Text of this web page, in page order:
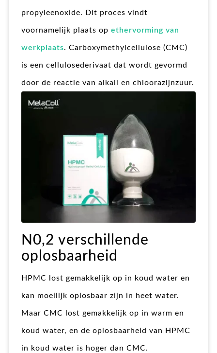
propyleenoxide. Dit proces vindt
voornamelijk plaats op ethervorming van
werkplaats. Carboxymethylcellulose (CMC)
is een cellulosederivaat dat wordt gevormd
door de reactie van alkali en chloorazijnzuur.
N0,2 verschillende
oplosbaarheid
HPMC lost gemakkelijk op in koud water en
kan moeilijk oplosbaar zijn in heet water.
Maar CMC lost gemakkelijk op in warm en
koud water, en de oplosbaarheid van HPMC
in koud water is hoger dan CMC.